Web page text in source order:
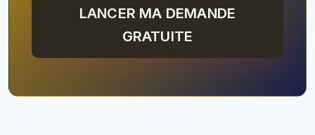
LANCER MA DEMANDE
GRATUITE